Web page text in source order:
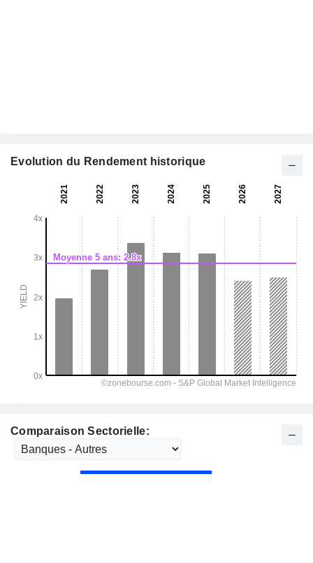
Comparaison Sectorielle:
Evolution du Rendement historique